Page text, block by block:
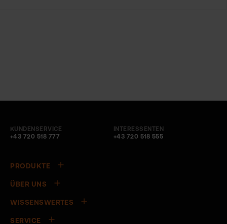
KUNDENSERVICE
+43 720 518 777
INTERESSENTEN
+43 720 518 555
PRODUKTE
ÜBER UNS
WISSENSWERTES
SERVICE